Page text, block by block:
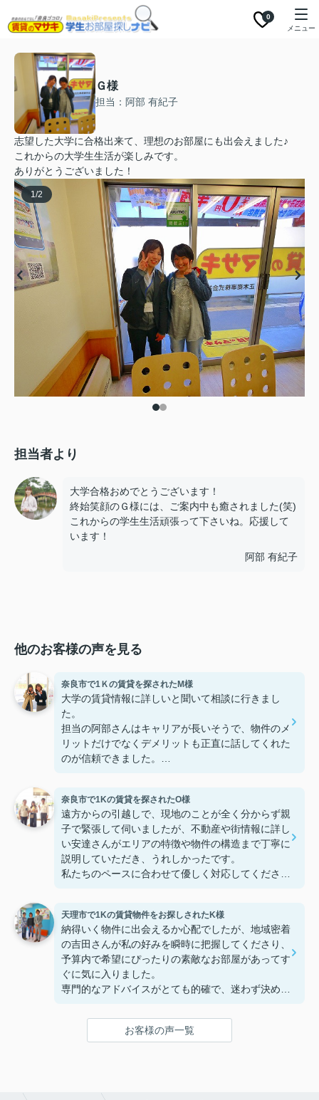
0
メニュー
Ｇ様
担当：阿部 有紀子
志望した大学に合格出来て、理想のお部屋にも出会えました♪
これからの大学生生活が楽しみです。
ありがとうございました！
1/2
担当者より
大学合格おめでとうございます！
終始笑顔のＧ様には、ご案内中も癒されました(笑)
これからの学生生活頑張って下さいね。応援して
います！
阿部 有紀子
他のお客様の声を見る
奈良市で1Ｋの賃貸を探されたM様
大学の賃貸情報に詳しいと聞いて相談に行きまし
た。
担当の阿部さんはキャリアが長いそうで、物件のメ
リットだけでなくデメリットも正直に話してくれた
のが信頼できました。
す。
奈良市で1Kの賃貸を探されたO様
遠方からの引越しで、現地のことが全く分からず親
子で緊張して伺いましたが、不動産や街情報に詳し
い安達さんがエリアの特徴や物件の構造まで丁寧に
説明していただき、うれしかったです。
私たちのペースに合わせて優しく対応してくださっ
り、感謝しています。安達さん、ありがとうござい
ました！
天理市で1Kの賃貸物件をお探しされたK様
納得いく物件に出会えるか心配でしたが、地域密着
の吉田さんが私の好みを瞬時に把握してくださり、
予算内で希望にぴったりの素敵なお部屋があってす
ぐに気に入りました。
専門的なアドバイスがとても的確で、迷わず決める
鍵の受け取りのときに、また元気(o・・o)/~お店に
お客様の声一覧